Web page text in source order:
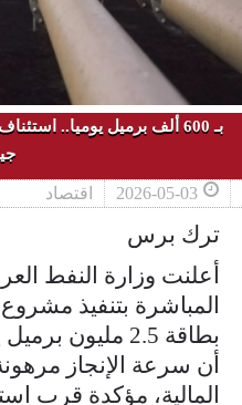
بـ 600 ألف برميل يوميا..
2026-05-03 اقتصاد
ترك برس
أعلنت وزارة النفط
المباشرة بتنفيذ
بطاقة 2.5 مليون
أن سرعة الإنجاز
المالية، مؤكدة قرب